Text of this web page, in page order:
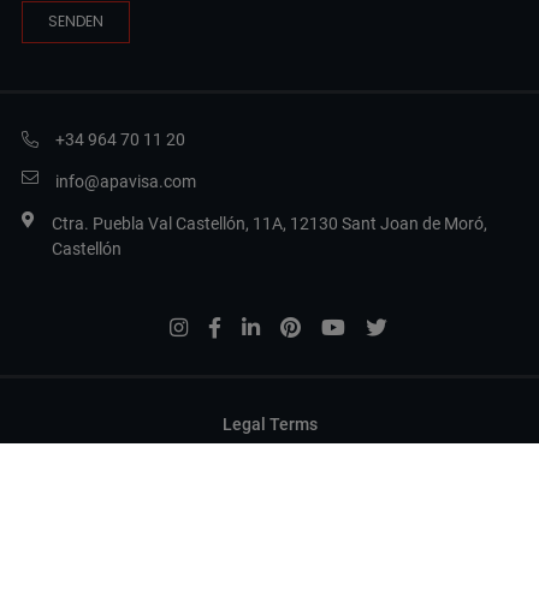
+34 964 70 11 20
info@apavisa.com
Ctra. Puebla Val Castellón, 11A, 12130 Sant Joan de Moró,
Castellón
Legal Terms